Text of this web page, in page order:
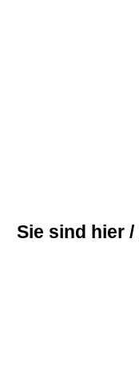
Sie sind hier /